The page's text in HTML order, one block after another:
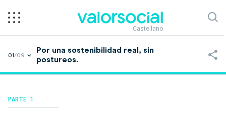
Castellano
01/09
Por una sostenibilidad real, sin
postureos.
PARTE 1